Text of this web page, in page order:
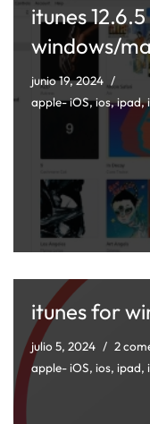
itunes
windows/
junio 19, 2024
apple- iOS,ios,ipad,
itunes for
julio 5, 2024
2
apple- iOS, ios, ipad,